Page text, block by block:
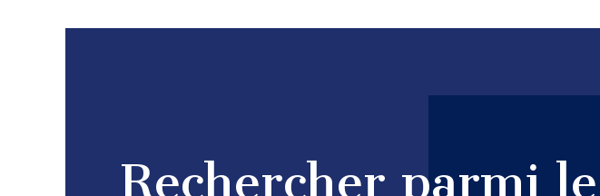
Rechercher parmi